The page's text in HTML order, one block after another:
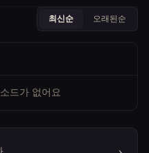
최신순 오래된순
드가 없어요